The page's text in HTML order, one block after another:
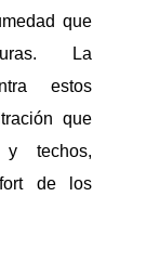
que
La
estos
que
y techos,
de los